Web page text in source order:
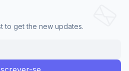
to get the new updates.